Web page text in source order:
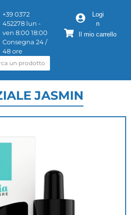
+39 0372
452278 lun -
ven 8:00 18:00
Consegna 24 /
48 ore
Logi
n
Il mio carrello
JASMIN